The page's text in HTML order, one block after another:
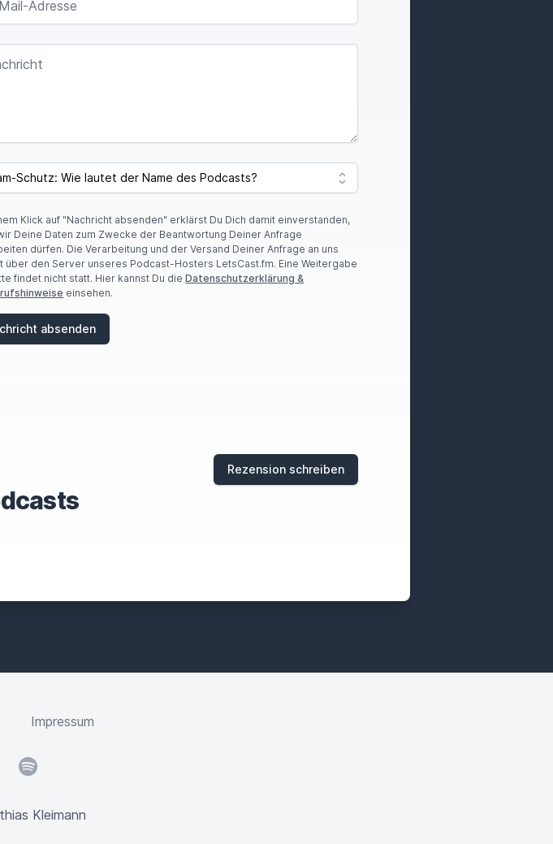
Klick auf "Nachricht absenden" erklärst Du Dich damit einverstanden,
Deine Daten zum Zwecke der Beantwortung Deiner Anfrage
dürfen. Die Verarbeitung und der Versand Deiner Anfrage an uns
über den Server unseres Podcast-Hosters LetsCast.fm. Eine Weitergabe
findet nicht statt. Hier kannst Du dieDatenschutzerklärung &
einsehen.
absenden
Rezension schreiben
Impressum
Spotify
Kleimann